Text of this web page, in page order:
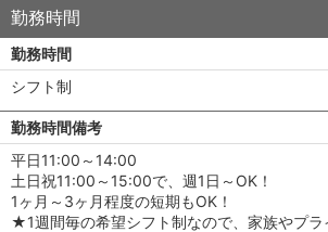
勤務時間
勤務時間
シフト制
勤務時間備考
平日11:00～14:00
土日祝11:00～15:00で、週1日～OK！
1ヶ月～3ヶ月程度の短期もOK！
★1週間毎の希望シフト制なので、家族やプラ